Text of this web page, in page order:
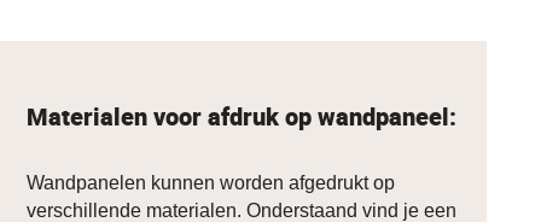
Materialen voor afdruk op wandpaneel:
Wandpanelen kunnen worden afgedrukt op
verschillende materialen. Onderstaand vind je een